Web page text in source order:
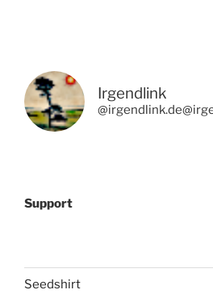
Irgendlink
Support
Seedshirt